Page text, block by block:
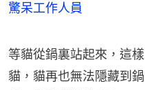
驚呆工作人員
等貓從鍋裏站起來，這
貓，貓再也無法隱藏到